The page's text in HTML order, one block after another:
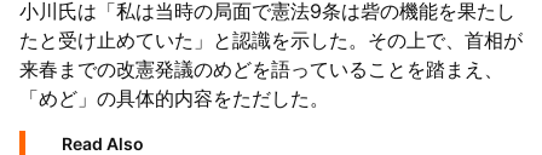
小川氏は「私は当時の局面で憲法9条は砦の機能を果たし
たと受け止めていた」と認識を示した。その上で、首相が
来春までの改憲発議のめどを語っていることを踏まえ、
「めど」の具体的内容をただした。
Read Also